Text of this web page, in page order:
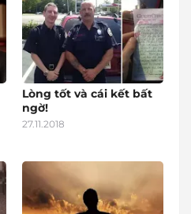
Lòng tốt và cái kết bất
ngờ!
27.11.2018